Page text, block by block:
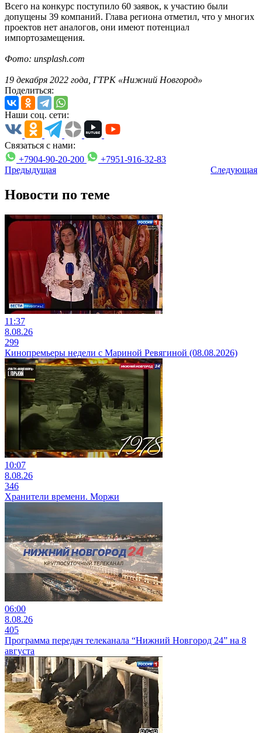
Всего на конкурс поступило 60 заявок, к участию были
допущены 39 компаний. Глава региона отметил, что у многих
проектов нет аналогов, они имеют потенциал
импортозамещения.
Фото: unsplash.com
19 декабря 2022 года, ГТРК «Нижний Новгород»
Поделиться:
Наши соц. сети:
Связаться с нами:
+7904-90-20-200
+7951-916-32-83
Предыдущая
Следующая
Новости по теме
11:37
8.08.26
299
Кинопремьеры недели с Мариной Ревягиной (08.08.2026)
10:07
8.08.26
346
Хранители времени. Моржи
06:00
8.08.26
405
Программа передач телеканала “Нижний Новгород 24” на 8
августа